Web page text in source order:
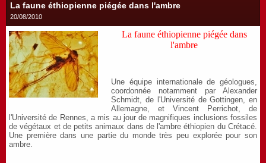
La faune éthiopienne piégée dans l'ambre
20/08/2010
La faune éthiopienne piégée dans
l'ambre
Une équipe internationale de géologues,
coordonnée notamment par Alexander
Schmidt, de l'Université de Gottingen, en
Allemagne, et Vincent Perrichot, de
l'Université de Rennes, a mis au jour de magnifiques inclusions fossiles
de végétaux et de petits animaux dans de l'ambre éthiopien du Crétacé.
Une première dans une partie du monde très peu explorée pour son
ambre.